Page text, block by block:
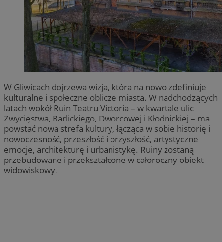
W Gliwicach dojrzewa wizja, która na nowo zdefiniuje
kulturalne i społeczne oblicze miasta. W nadchodzących
latach wokół Ruin Teatru Victoria – w kwartale ulic
Zwycięstwa, Barlickiego, Dworcowej i Kłodnickiej – ma
powstać nowa strefa kultury, łącząca w sobie historię i
nowoczesność, przeszłość i przyszłość, artystyczne
emocje, architekturę i urbanistykę. Ruiny zostaną
przebudowane i przekształcone w całoroczny obiekt
widowiskowy.